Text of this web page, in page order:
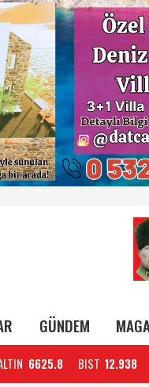
GÜNDEM
6625.8 BIST 12.938